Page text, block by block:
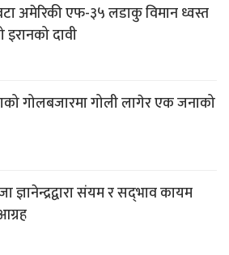
अमेरिकी एफ-३५ लडाकु विमान ध्वस्त
इरानको दावी
गोलबजारमा गोली लागेर एक जनाको
ज्ञानेन्द्रद्वारा संयम र सद्‌भाव कायम